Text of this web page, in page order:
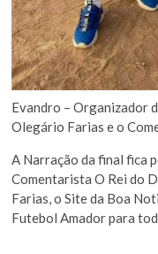
Evandro – Organizador
Olegário Farias e o
A Narração da final fica
Comentarista O Rei do
Farias, o Site da Boa
Futebol Amador para